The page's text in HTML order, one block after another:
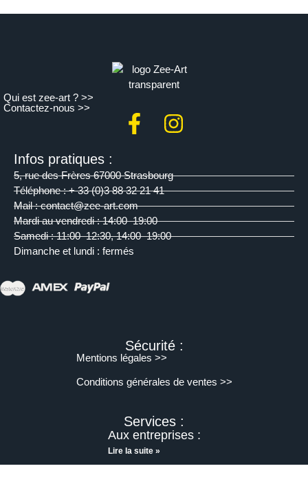
Qui est zee-art ? >>
Contactez-nous >>
Infos pratiques :
5, rue des Frères 67000 Strasbourg
Téléphone : + 33 (0)3 88 32 21 41
Mail : contact@zee-art.com
Mardi au vendredi : 14:00–19:00
Samedi : 11:00–12:30, 14:00–19:00
Dimanche et lundi : fermés
Sécurité :
Mentions légales >>
Conditions générales de ventes >>
Services :
Aux entreprises :
Lire la suite »